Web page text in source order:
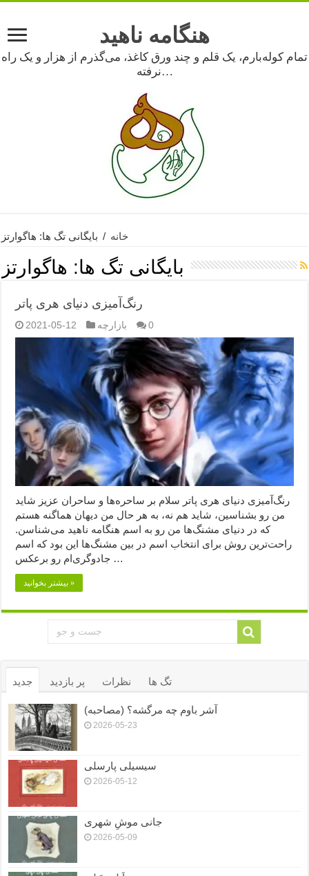
هنگامه ناهید
تمام کوله‌بارم، یک قلم و چند ورق کاغذ، می‌گذرم از هزار و یک راه
نرفته…
خانه / بایگانی تگ ها: هاگوارتز
بایگانی تگ ها: هاگوارتز
رنگ‌آمیزی دنیای هری پاتر
2021-05-12 بازارچه 0
رنگ‌آمیزی دنیای هری پاتر سلام بر ساحره‌ها و ساحران عزیز شاید
من رو بشناسین، شاید هم نه، به هر حال من دیهان هماگنه هستم
که در دنیای مشنگ‌ها من رو به اسم هنگامه ناهید می‌شناسن.
راحت‌ترین روش برای انتخاب اسم در بین مشنگ‌ها این بود که اسم
جادوگری‌ام رو برعکس …
بیشتر بخوانید »
جدید پر بازدید نظرات تگ ها
آشر باوم چه مرگشه؟ (مصاحبه)
2026-05-23
سیسیلی پارسلی
2026-05-12
جانی موشِ شهری
2026-05-09